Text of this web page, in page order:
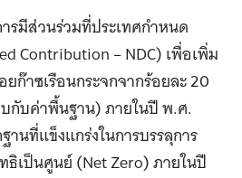
รมีส่วนร่วมที่ประเทศกำหนด
Contribution – NDC) เพื่อเพิ่ม
ก๊าซเรือนกระจกจากร้อยละ 20
กับค่าพื้นฐาน) ภายในปี พ.ศ.
านที่แข็งแกร่งในการบรรลุการ
ธิเป็นศูนย์ (Net Zero) ภายในปี